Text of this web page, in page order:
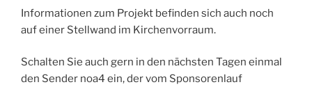
Informationen zum Projekt befinden sich auch noch
auf einer Stellwand im Kirchenvorraum.
Schalten Sie auch gern in den nächsten Tagen einmal
den Sender noa4 ein, der vom Sponsorenlauf